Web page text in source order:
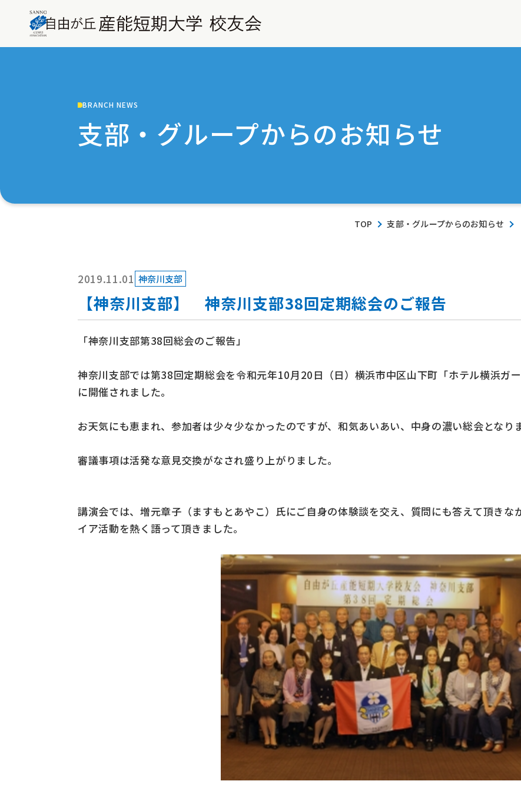
BRANCH NEWS
支部・グループからのお知らせ
TOP 支部・グループからのお知らせ
2019.11.01 神奈川支部
【神奈川支部】 神奈川支部38回定期総会のご報告
「神奈川支部第38回総会のご報告」
神奈川支部では第38回定期総会を令和元年10月20日（日）横浜市中区山下町「ホテル横浜ガ
に開催されました。
お天気にも恵まれ、参加者は少々少なかったのですが、和気あいあい、中身の濃い総会となり
審議事項は活発な意見交換がなされ盛り上がりました。
講演会では、増元章子（ますもとあやこ）氏にご自身の体験談を交え、質問にも答えて頂き
イア活動を熱く語って頂きました。